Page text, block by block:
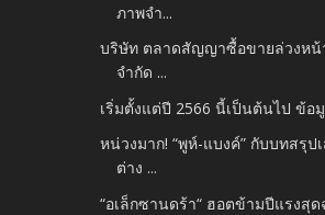
ภาพจำ...
บริษัท ตลาดสัญญาซื้อขายล่วงหน้
จำกัด ...
เริ่มตั้งแต่ปี 2566 นี้เป็นต้นไป ข้อ
หน่วงมาก! “พูห์-แบงค์” กับบทสรุป
ต่าง ...
“อเล็กซานดร้า“ ฮอตข้ามปีแรงสุ